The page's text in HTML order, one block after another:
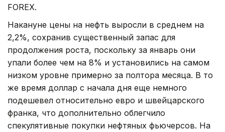
FOREX.
Накануне цены на нефть выросли в среднем на
2,2%, сохранив существенный запас для
продолжения роста, поскольку за январь они
упали более чем на 8% и установились на самом
низком уровне примерно за полтора месяца. В то
же время доллар с начала дня еще немного
подешевел относительно евро и швейцарского
франка, что дополнительно облегчило
спекулятивные покупки нефтяных фьючерсов. На